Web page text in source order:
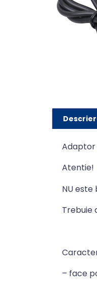
Adaptor
Atentie!
NU este
Trebuie
– face